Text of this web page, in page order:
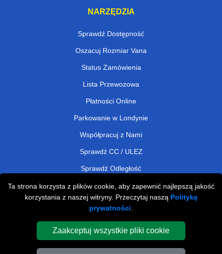
Ta strona korzysta z plików cookie, aby zapewnić najlepszą jakość
korzystania z naszej witryny. Przeczytaj naszą Politykę
prywatności
Zaakceptuj wszystkie pliki cookie
NARZĘDZIA
Sprawdź Dostępność
Oszacuj Rozmiar Vana
Status Zamówienia
Lista Przewozowa
Płatności Online
Parkowanie w Londynie
Współpracuj z Nami
Sprawdź CC / ULEZ
Sprawdź Odległość
Man and Van Removals